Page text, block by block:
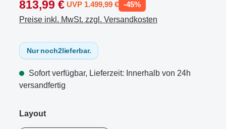
813,99 € UVP 1.499,99 € -45%
Preise inkl. MwSt. zzgl. Versandkosten
Nur noch2lieferbar.
Sofort verfügbar, Lieferzeit: Innerhalb von 24h
versandfertig
Layout